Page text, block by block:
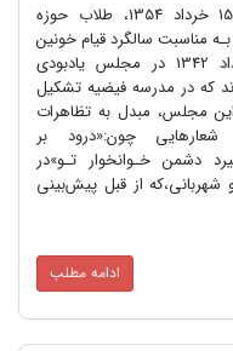
عصر‌ روز‌ 15 خرداد 1354، طلاب حوزه
مناسبت سالگرد قیام خونین
پانزده خرداد 1342 در‌ مجلس یادبودی
که در مدرسه فیضیه تشکیل
مجلس‌، مبدل به تظاهرات
چون:«درود بر
دشمن خـوانخوار تـو»در
از قبل پیش‌بینی
ادامه مطلب